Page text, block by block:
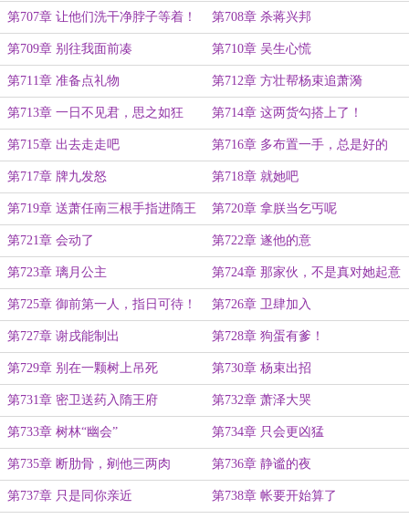
第707章 让他们洗干净脖子等着！ 第708章 杀蒋兴邦
第709章 别往我面前凑 第710章 吴生心慌
第711章 准备点礼物 第712章 方壮帮杨束追萧漪
第713章 一日不见君，思之如狂 第714章 这两货勾搭上了！
第715章 出去走走吧 第716章 多布置一手，总是好的
第717章 牌九发怒 第718章 就她吧
第719章 送萧任南三根手指进隋王
府
第720章 拿朕当乞丐呢
第721章 会动了 第722章 遂他的意
第723章 璃月公主 第724章 那家伙，不是真对她起意
了吧？
第725章 御前第一人，指日可待！ 第726章 卫肆加入
第727章 谢戌能制出 第728章 狗蛋有爹！
第729章 别在一颗树上吊死 第730章 杨束出招
第731章 密卫送药入隋王府 第732章 萧泽大哭
第733章 树林“幽会” 第734章 只会更凶猛
第735章 断肋骨，剜他三两肉 第736章 静谧的夜
第737章 只是同你亲近 第738章 帐要开始算了